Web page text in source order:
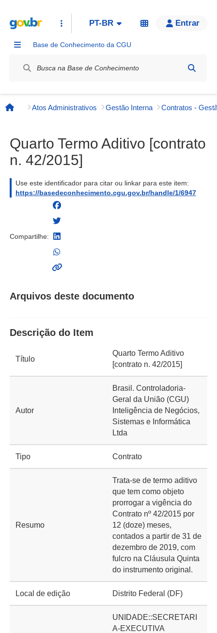
PT-BR Entrar
Base de Conhecimento da CGU
Página inicial
Atos Administrativos Gestão Interna Contratos -
Quarto Termo Aditivo [contrato
n. 42/2015]
Use este identificador para citar ou linkar para este item:
https://basedeconhecimento.cgu.gov.br/handle/1/6947
Compartilhe:
Arquivos deste documento
Descrição do Item
Título
Quarto Termo Aditivo
[contrato n. 42/2015]
Autor
Brasil. Controladoria-
Geral da União (CGU)
Inteligência de Negócios,
Sistemas e Informática
Ltda
Tipo Contrato
Resumo
Trata-se de termo aditivo
que tem como objeto
prorrogar a vigência do
Contrato nº 42/2015 por
12 (doze) meses,
contados a partir de 31 de
dezembro de 2019, com
fulcro na Cláusula Quinta
do instrumento original.
Local de edição Distrito Federal (DF)
UNIDADE::SECRETARI
A-EXECUTIVA